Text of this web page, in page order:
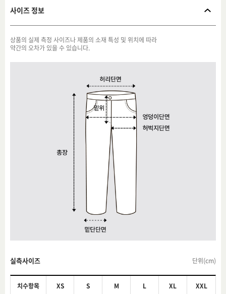
사이즈 정보
상품의 실제 측정 사이즈나 제품의 소재 특성 및 위치에 따라
약간의 오차가 있을 수 있습니다.
실측사이즈 단위(cm)
치수항목 XS S M L XL XXL